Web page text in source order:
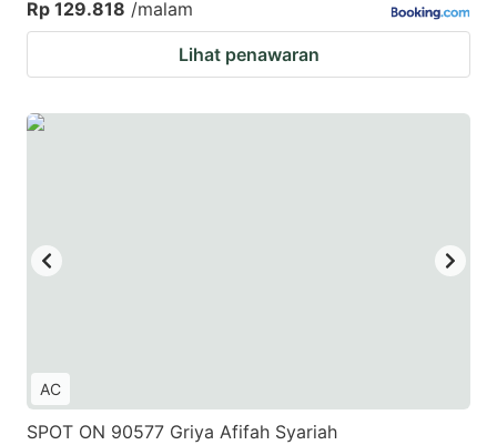
Rp 129.818 /malam
Lihat penawaran
AC
SPOT ON 90577 Griya Afifah Syariah